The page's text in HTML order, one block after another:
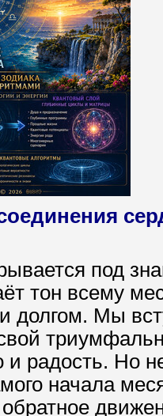
под
тон всему
долгом. Мы
и радость. Но
начала